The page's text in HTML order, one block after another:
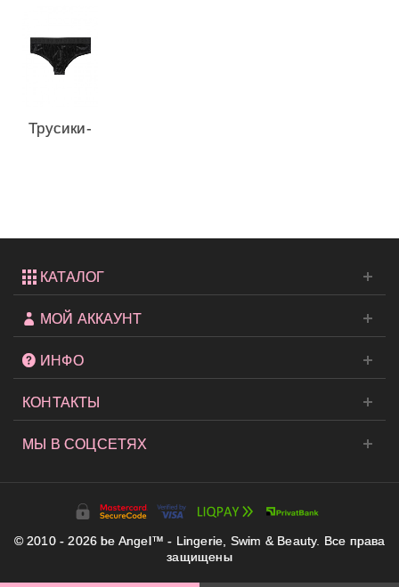
Трусики-
КАТАЛОГ
МОЙ АККАУНТ
ИНФО
КОНТАКТЫ
МЫ В СОЦСЕТЯХ
© 2010 - 2026 be Angel™ - Lingerie, Swim & Beauty. Все права
защищены